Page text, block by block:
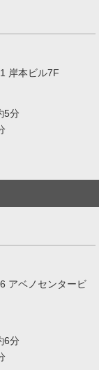
岸本ビル7F
5分
アベノセンタービ
6分